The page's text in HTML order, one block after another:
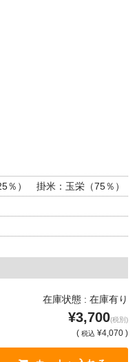
％） 掛米：玉栄（75％）
在庫状態 : 在庫有り
¥3,700(税別)
( 税込 ¥4,070 )